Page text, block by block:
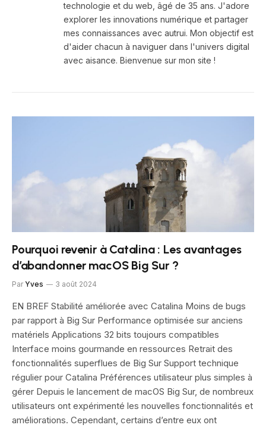
technologie et du web, âgé de 35 ans. J'adore
explorer les innovations numérique et partager
mes connaissances avec autrui. Mon objectif est
d'aider chacun à naviguer dans l'univers digital
avec aisance. Bienvenue sur mon site !
Pourquoi revenir à Catalina : Les avantages
d’abandonner macOS Big Sur ?
Par Yves 3 août 2024
EN BREF Stabilité améliorée avec Catalina Moins de bugs
par rapport à Big Sur Performance optimisée sur anciens
matériels Applications 32 bits toujours compatibles
Interface moins gourmande en ressources Retrait des
fonctionnalités superflues de Big Sur Support technique
régulier pour Catalina Préférences utilisateur plus simples à
gérer Depuis le lancement de macOS Big Sur, de nombreux
utilisateurs ont expérimenté les nouvelles fonctionnalités et
améliorations. Cependant, certains d’entre eux ont